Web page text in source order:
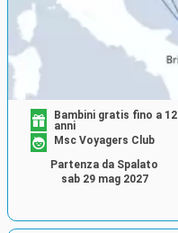
Bambini gratis fino a 12
anni
Msc Voyagers Club
Partenza da Spalato
sab 29 mag 2027